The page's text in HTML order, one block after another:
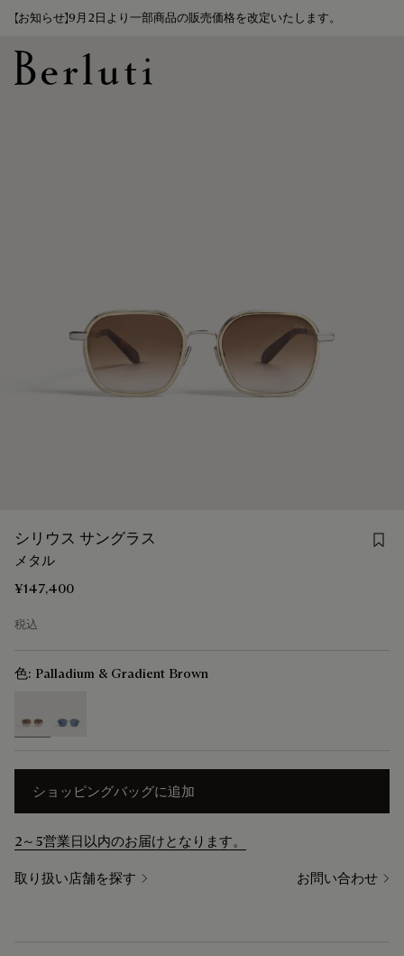
【お知らせ】9月2日より一部商品の販売価格を改定いたします。
シリウス サングラス
メタル
¥147,400
税込
色: Palladium & Gradient Brown
ショッピングバッグに追加
2～5営業日以内のお届けとなります。
取り扱い店舗を探す お問い合わせ